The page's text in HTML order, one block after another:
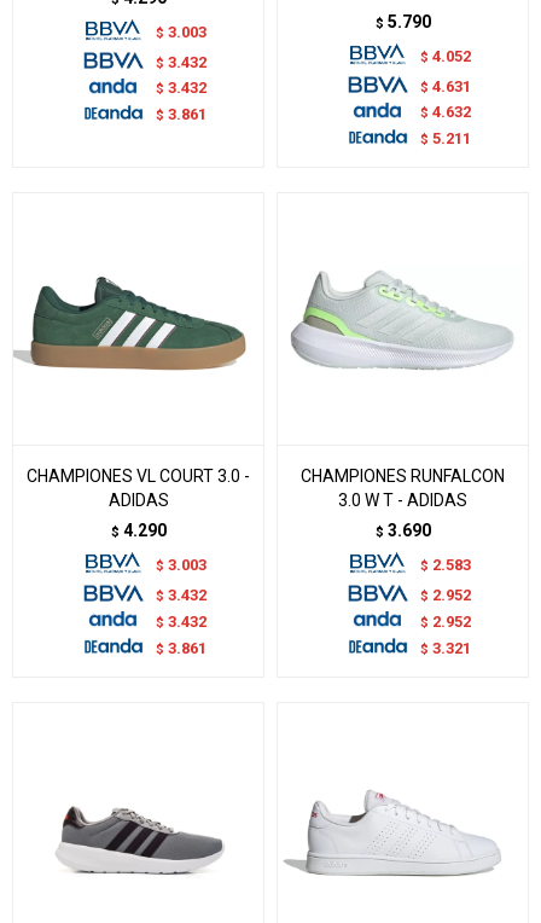
$ 3.003
$ 3.432
$ 3.432
$ 3.861
$ 5.790
$ 4.052
$ 4.631
$ 4.632
$ 5.211
CHAMPIONES VL COURT 3.0 -
ADIDAS
$ 4.290
$ 3.003
$ 3.432
$ 3.432
$ 3.861
CHAMPIONES RUNFALCON
3.0 W T - ADIDAS
$ 3.690
$ 2.583
$ 2.952
$ 2.952
$ 3.321